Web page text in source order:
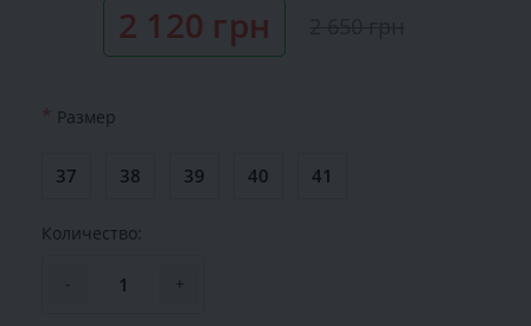
2 120 грн
* Размер
37 38 39 40 41
Количество:
- +